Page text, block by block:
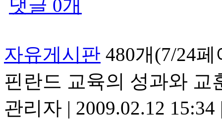
댓글 0개
자유게시판 480개(7/24페
핀란드 교육의 성과와 교
관리자 | 2009.02.12 15:34